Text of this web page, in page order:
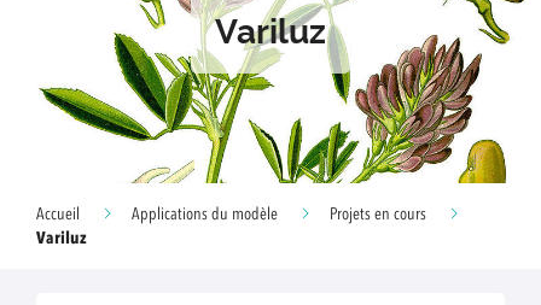
Variluz
Accueil Applications du modèle
Projets en cours
Variluz